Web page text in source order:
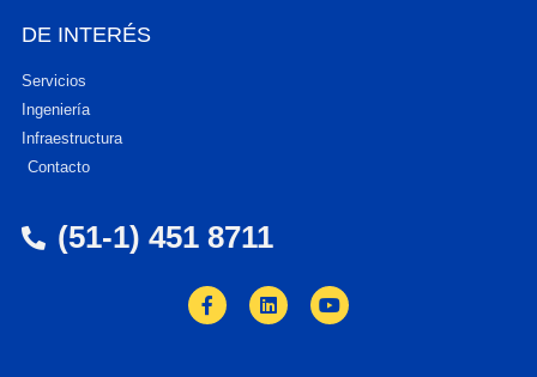
DE INTERÉS
Servicios
Ingeniería
Infraestructura
Contacto
(51-1) 451 8711